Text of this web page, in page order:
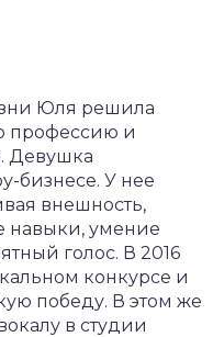
Юля решила
профессию и
Девушка
бизнесе. У нее
внешность,
навыки, умение
голос. В 2016
конкурсе и
победу. В этом же
в студии